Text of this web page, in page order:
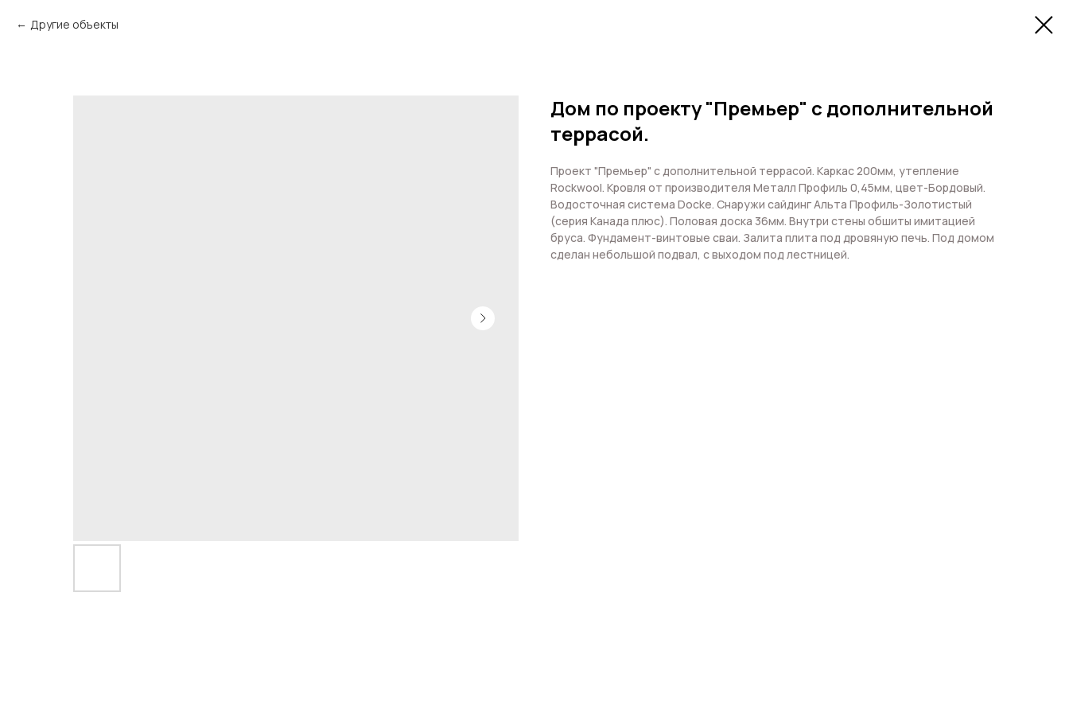
Другие объекты
Дом по проекту "Премьер" с дополнительной
террасой.
Проект "Премьер" с дополнительной террасой. Каркас 200мм, утепление
Rockwool. Кровля от производителя Металл Профиль 0,45мм, цвет-Бордовый.
Водосточная система Docke. Снаружи сайдинг Альта Профиль-Золотистый
(серия Канада плюс). Половая доска 36мм. Внутри стены обшиты имитацией
бруса. Фундамент-винтовые сваи. Залита плита под дровяную печь. Под домом
сделан небольшой подвал, с выходом под лестницей.